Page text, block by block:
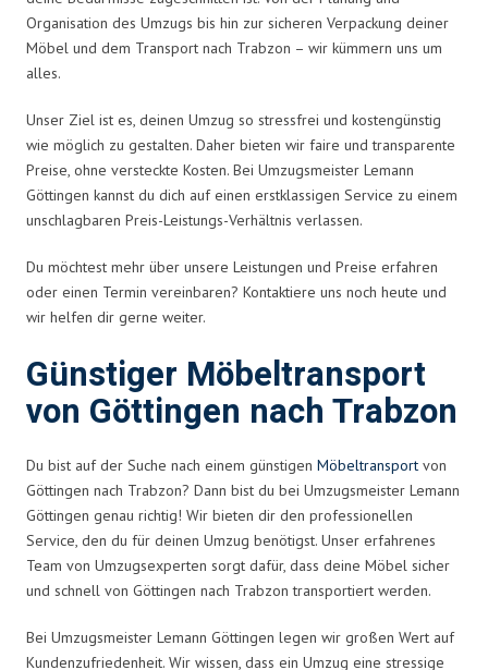
Organisation des Umzugs bis hin zur sicheren Verpackung deiner
Möbel und dem Transport nach Trabzon – wir kümmern uns um
alles.
Unser Ziel ist es, deinen Umzug so stressfrei und kostengünstig
wie möglich zu gestalten. Daher bieten wir faire und transparente
Preise, ohne versteckte Kosten. Bei Umzugsmeister Lemann
Göttingen kannst du dich auf einen erstklassigen Service zu einem
unschlagbaren Preis-Leistungs-Verhältnis verlassen.
Du möchtest mehr über unsere Leistungen und Preise erfahren
oder einen Termin vereinbaren? Kontaktiere uns noch heute und
wir helfen dir gerne weiter.
Günstiger Möbeltransport
von Göttingen nach Trabzon
Du bist auf der Suche nach einem günstigen Möbeltransport von
Göttingen nach Trabzon? Dann bist du bei Umzugsmeister Lemann
Göttingen genau richtig! Wir bieten dir den professionellen
Service, den du für deinen Umzug benötigst. Unser erfahrenes
Team von Umzugsexperten sorgt dafür, dass deine Möbel sicher
und schnell von Göttingen nach Trabzon transportiert werden.
Bei Umzugsmeister Lemann Göttingen legen wir großen Wert auf
Kundenzufriedenheit. Wir wissen, dass ein Umzug eine stressige